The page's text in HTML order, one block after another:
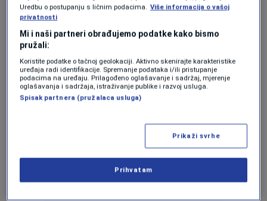
pravosuđa radi u mom klubu?
na stadionu Koševo pred susret protiv
Sloge
NOGOMET|7. nov.| 0
Oglas
Uredbu o postupanju s ličnim podacima. Više informacija o vašoj
privatnosti
Mi i naši partneri obrađujemo podatke kako bismo
pružali:
Koristite podatke o tačnoj geolokaciji. Aktivno skenirajte karakteristike
uređaja radi identifikacije. Spremanje podataka i/ili pristupanje
podacima na uređaju. Prilagođeno oglašavanje i sadržaj, mjerenje
oglašavanja i sadržaja, istraživanje publike i razvoj usluga.
Spisak partnera (pružalaca usluga)
Prikaži svrhe
Prihvatam